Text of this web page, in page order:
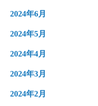
2024年6月
2024年5月
2024年4月
2024年3月
2024年2月